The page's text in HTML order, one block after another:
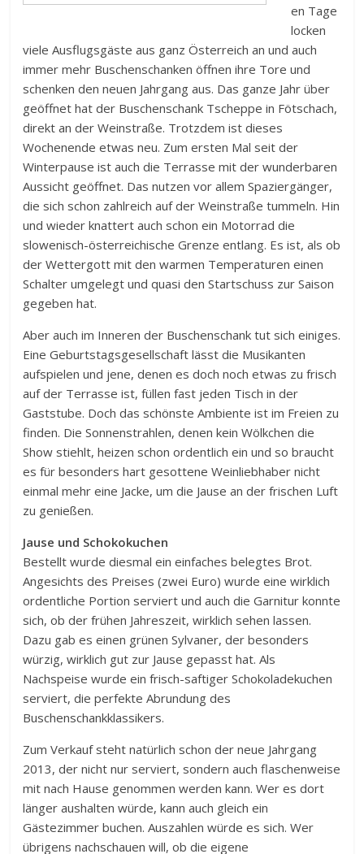
en Tage
locken
viele Ausflugsgäste aus ganz Österreich an und auch
immer mehr Buschenschanken öffnen ihre Tore und
schenken den neuen Jahrgang aus. Das ganze Jahr über
geöffnet hat der Buschenschank Tscheppe in Fötschach,
direkt an der Weinstraße. Trotzdem ist dieses
Wochenende etwas neu. Zum ersten Mal seit der
Winterpause ist auch die Terrasse mit der wunderbaren
Aussicht geöffnet. Das nutzen vor allem Spaziergänger,
die sich schon zahlreich auf der Weinstraße tummeln. Hin
und wieder knattert auch schon ein Motorrad die
slowenisch-österreichische Grenze entlang. Es ist, als ob
der Wettergott mit den warmen Temperaturen einen
Schalter umgelegt und quasi den Startschuss zur Saison
gegeben hat.
Aber auch im Inneren der Buschenschank tut sich einiges.
Eine Geburtstagsgesellschaft lässt die Musikanten
aufspielen und jene, denen es doch noch etwas zu frisch
auf der Terrasse ist, füllen fast jeden Tisch in der
Gaststube. Doch das schönste Ambiente ist im Freien zu
finden. Die Sonnenstrahlen, denen kein Wölkchen die
Show stiehlt, heizen schon ordentlich ein und so braucht
es für besonders hart gesottene Weinliebhaber nicht
einmal mehr eine Jacke, um die Jause an der frischen Luft
zu genießen.
Jause und Schokokuchen
Bestellt wurde diesmal ein einfaches belegtes Brot.
Angesichts des Preises (zwei Euro) wurde eine wirklich
ordentliche Portion serviert und auch die Garnitur konnte
sich, ob der frühen Jahreszeit, wirklich sehen lassen.
Dazu gab es einen grünen Sylvaner, der besonders
würzig, wirklich gut zur Jause gepasst hat. Als
Nachspeise wurde ein frisch-saftiger Schokoladekuchen
serviert, die perfekte Abrundung des
Buschenschankklassikers.
Zum Verkauf steht natürlich schon der neue Jahrgang
2013, der nicht nur serviert, sondern auch flaschenweise
mit nach Hause genommen werden kann. Wer es dort
länger aushalten würde, kann auch gleich ein
Gästezimmer buchen. Auszahlen würde es sich. Wer
übrigens nachschauen will, ob die eigene